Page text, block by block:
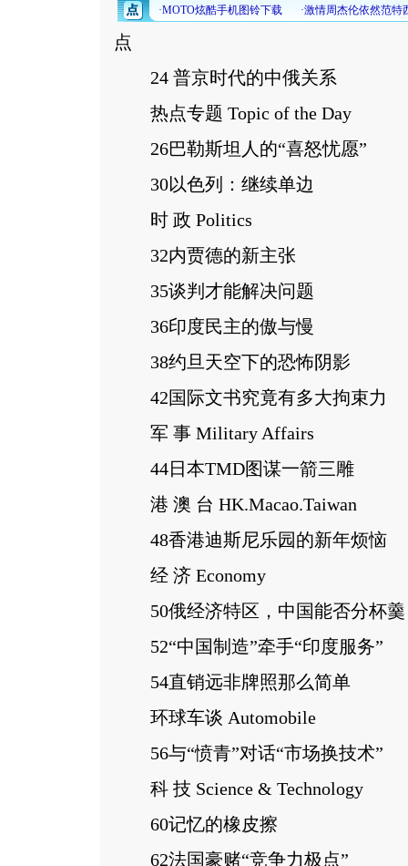
点
24 普京时代的中俄关系
热点专题 Topic of the Day
26巴勒斯坦人的“喜怒忧愿”
30以色列：继续单边
时 政 Politics
32内贾德的新主张
35谈判才能解决问题
36印度民主的傲与慢
38约旦天空下的恐怖阴影
42国际文书究竟有多大拘束力
军 事 Military Affairs
44日本TMD图谋一箭三雕
港 澳 台 HK.Macao.Taiwan
48香港迪斯尼乐园的新年烦恼
经 济 Economy
50俄经济特区，中国能否分杯羹
52“中国制造”牵手“印度服务”
54直销远非牌照那么简单
环球车谈 Automobile
56与“愤青”对话“市场换技术”
科 技 Science & Technology
60记忆的橡皮擦
62法国豪赌“竞争力极点”